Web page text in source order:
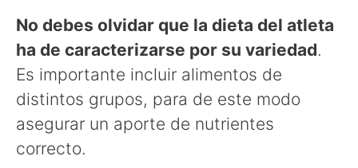
No debes olvidar que la dieta del atleta
ha de caracterizarse por su variedad.
Es importante incluir alimentos de
distintos grupos, para de este modo
asegurar un aporte de nutrientes
correcto.